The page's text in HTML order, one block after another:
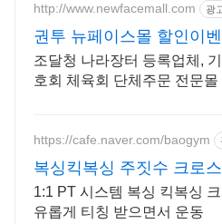
http://www.newfacemall.com 광
권투 뉴페이스몰 할인이
행중
조달청 나라장터 등록업체,
호회 체육회 단체주문 전문몰
https://cafe.naver.com/baogym
복싱킥복싱 주짓수 크로
1:1 PT 시스템 복싱 킥복싱
유롭게 티칭 받으면서 운동